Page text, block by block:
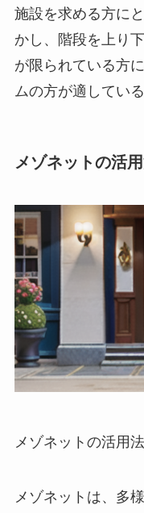
施設を求める方に
かし、階段を上り
が限られている方
ムの方が適してい
メゾネットの活
メゾネットの活用法
メゾネットは、多